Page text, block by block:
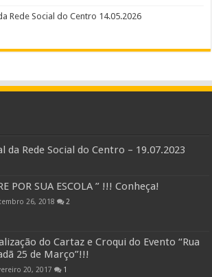
Rede Social do Centro 14.05.2026
da Rede Social do Centro – 19.07.2023
POR SUA ESCOLA ” !!! Conheça!
26, 2018 2
do Cartaz e Croqui do Evento “Rua
25 de Março”!!!
20, 2017 1